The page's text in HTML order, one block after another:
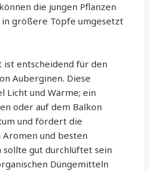
die jungen Pflanzen
in größere Töpfe umgesetzt
entscheidend für den
Auberginen. Diese
Licht und Wärme; ein
oder auf dem Balkon
und fördert die
und besten
sollte gut durchlüftet sein
Düngemitteln